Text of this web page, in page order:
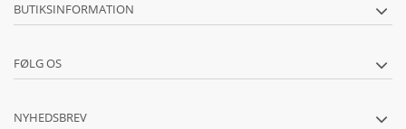
BUTIKSINFORMATION
FØLG OS
NYHEDSBREV